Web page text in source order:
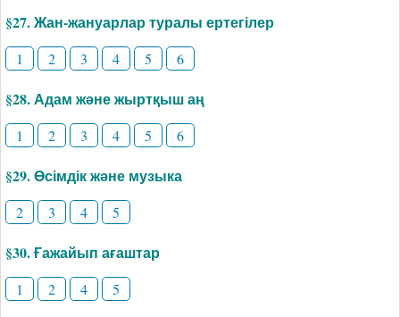
§27. Жан-жануарлар туралы ертегілер
1 2 3 4 5 6
§28. Адам және жыртқыш аң
1 2 3 4 5 6
§29. Өсімдік және музыка
2 3 4 5
§30. Ғажайып ағаштар
1 2 4 5